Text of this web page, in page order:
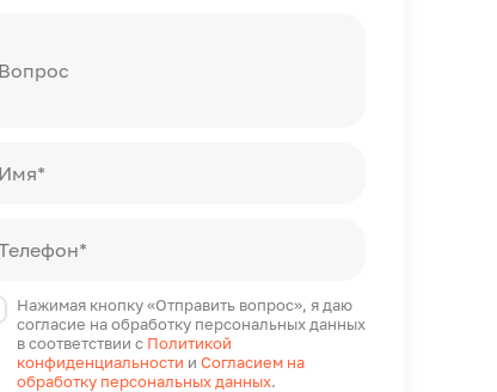
Вопрос
Имя*
Нажимая кнопку «Отправить вопрос», я даю
согласие на обработку персональных данных
в соответствии с Политикой
конфиденциальности и Согласием на
обработку персональных данных.